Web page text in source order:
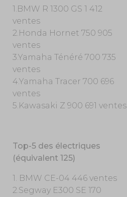
1.BMW R 1300 GS 1 412
ventes
2.Honda Hornet 750 905
ventes
3.Yamaha Ténéré 700 735
ventes
4.Yamaha Tracer 700 696
ventes
5.Kawasaki Z 900 691 ventes
Top-5 des électriques
(équivalent 125)
1. BMW CE-04 446 ventes
2.Segway E300 SE 170